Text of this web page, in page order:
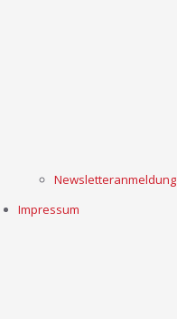
Newsletteranmeldung
Impressum